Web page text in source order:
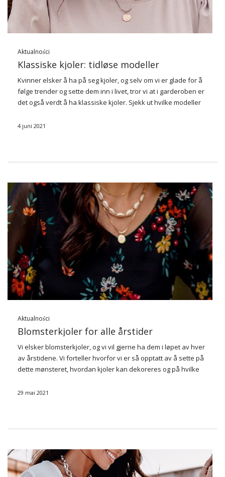
Aktualności
Klassiske kjoler: tidløse modeller
Kvinner elsker å ha på seg kjoler, og selv om vi er glade for å
følge trender og sette dem inn i livet, tror vi at i garderoben er
det også verdt å ha klassiske kjoler. Sjekk ut hvilke modeller
4 juni 2021
Aktualności
Blomsterkjoler for alle årstider
Vi elsker blomsterkjoler, og vi vil gjerne ha dem i løpet av hver
av årstidene. Vi forteller hvorfor vi er så opptatt av å sette på
dette mønsteret, hvordan kjoler kan dekoreres og på hvilke
29 mai 2021